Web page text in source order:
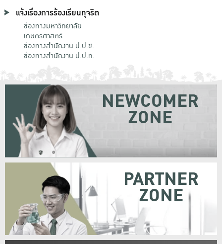
แจ้งเรื่องการร้องเรียนทุจริต
ช่องทางมหาวิทยาลัย
เกษตรศาสตร์
ช่องทางสำนักงาน ป.ป.ช.
ช่องทางสำนักงาน ป.ป.ท.
NEWCOMER
ZONE
PARTNER
ZONE